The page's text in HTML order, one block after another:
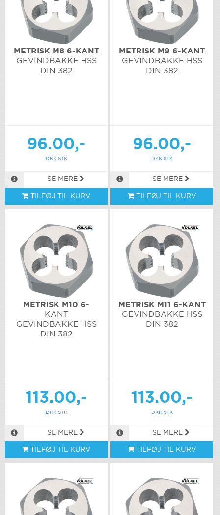
METRISK M8 6-KANT
GEVINDBAKKE HSS
DIN 382
96.00,-
DKK STK
SE MERE
TILFØJ TIL KURV
METRISK M9 6-KANT
GEVINDBAKKE HSS
DIN 382
96.00,-
DKK STK
SE MERE
TILFØJ TIL KURV
METRISK M10 6-
KANT
GEVINDBAKKE HSS
DIN 382
113.00,-
DKK STK
SE MERE
TILFØJ TIL KURV
METRISK M11 6-KANT
GEVINDBAKKE HSS
DIN 382
113.00,-
DKK STK
SE MERE
TILFØJ TIL KURV